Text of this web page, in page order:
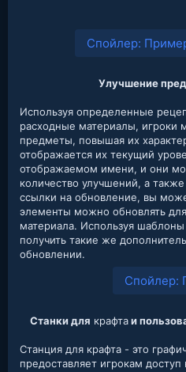
Спойлер:
Улучшение
Используя определенные
расходные материалы, игроки
предметы, повышая их
отображается их текущий
отображаемом имени, и они
количество улучшений, а
ссылки на обновление, вы
элементы можно обновлять
материала. Используя
получить такие же
обновлении.
Спойлер:
Станки для крафтаи
Станция для крафта - это
предоставляет игрокам доступ